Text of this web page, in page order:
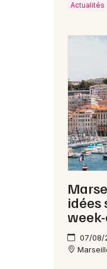
Actualités
idées
07/08/